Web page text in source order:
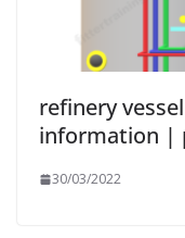
refinery
information |
30/03/2022